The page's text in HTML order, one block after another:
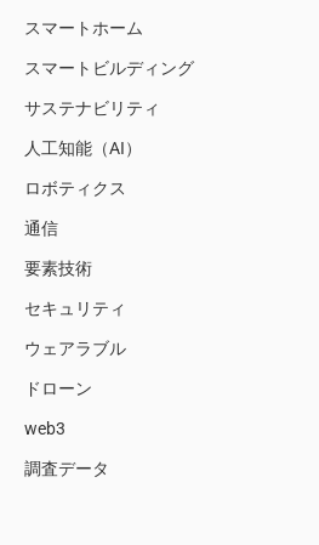
スマートホーム
スマートビルディング
サステナビリティ
人工知能（AI）
ロボティクス
通信
要素技術
セキュリティ
ウェアラブル
ドローン
web3
調査データ